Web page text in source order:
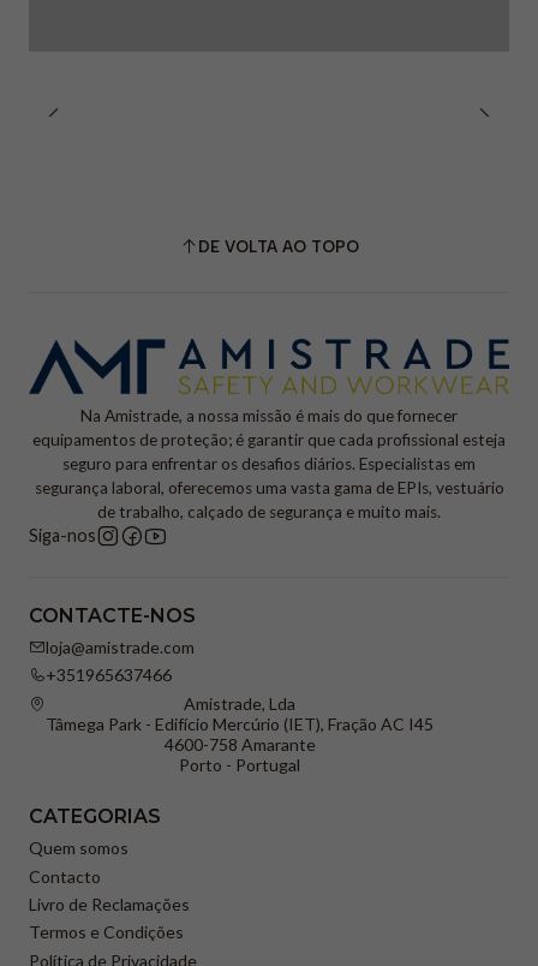
DE VOLTA AO TOPO
Na Amistrade, a nossa missão é mais do que fornecer
equipamentos de proteção; é garantir que cada profissional esteja
seguro para enfrentar os desafios diários. Especialistas em
segurança laboral, oferecemos uma vasta gama de EPIs, vestuário
de trabalho, calçado de segurança e muito mais.
Siga-nos
CONTACTE-NOS
loja@amistrade.com
+351965637466
Amistrade, Lda
Tâmega Park - Edifício Mercúrio (IET), Fração AC I45
4600-758 Amarante
Porto - Portugal
CATEGORIAS
Quem somos
Contacto
Livro de Reclamações
Termos e Condições
Política de Privacidade